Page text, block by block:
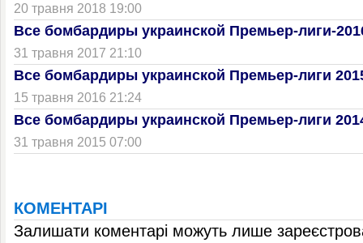
20 травня 2018 19:00
Все бомбардиры украинской Премьер-лиги-
31 травня 2017 21:10
Все бомбардиры украинской Премьер-лиги
15 травня 2016 21:24
Все бомбардиры украинской Премьер-лиги
31 травня 2015 07:00
КОМЕНТАРІ
Залишати коментарі можуть лише